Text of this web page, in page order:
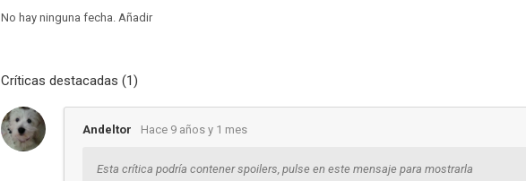
No hay ninguna fecha. Añadir
Críticas destacadas (1)
Andeltor Hace 9 años y 1 mes
Esta crítica podría contener spoilers, pulse en este mensaje para mostrarla